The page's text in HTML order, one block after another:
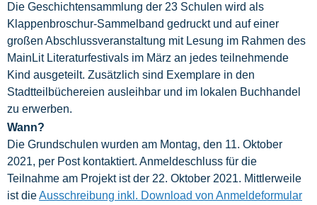
Die Geschichtensammlung der 23 Schulen wird als
Klappenbroschur-Sammelband gedruckt und auf einer
großen Abschlussveranstaltung mit Lesung im Rahmen des
MainLit Literaturfestivals im März an jedes teilnehmende
Kind ausgeteilt. Zusätzlich sind Exemplare in den
Stadtteilbüchereien ausleihbar und im lokalen Buchhandel
zu erwerben.
Wann?
Die Grundschulen wurden am Montag, den 11. Oktober
2021, per Post kontaktiert. Anmeldeschluss für die
Teilnahme am Projekt ist der 22. Oktober 2021. Mittlerweile
ist dieAusschreibung inkl. Download von Anmeldeformular